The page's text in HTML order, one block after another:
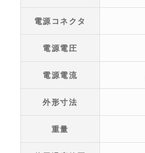
電源コネクタ
電源電圧
電源電流
外形寸法
重量